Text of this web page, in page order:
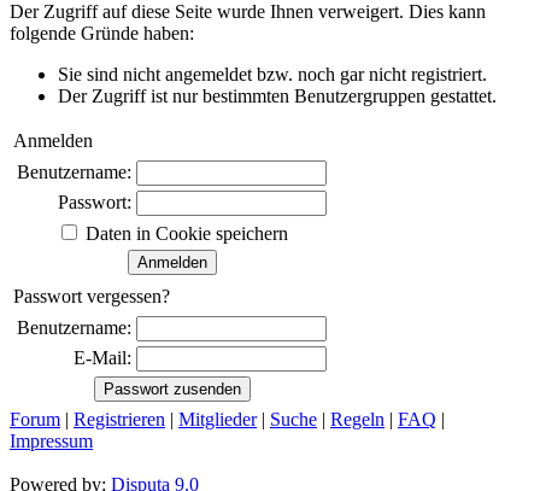
Der Zugriff auf diese Seite wurde Ihnen verweigert. Dies kann
folgende Gründe haben:
Sie sind nicht angemeldet bzw. noch gar nicht registriert.
Der Zugriff ist nur bestimmten Benutzergruppen gestattet.
Anmelden
Benutzername:
Passwort:
Daten in Cookie speichern
Passwort vergessen?
Benutzername:
E-Mail:
Forum | Registrieren | Mitglieder| Suche | Regeln | FAQ |
Impressum
Powered by: Disputa 9.0